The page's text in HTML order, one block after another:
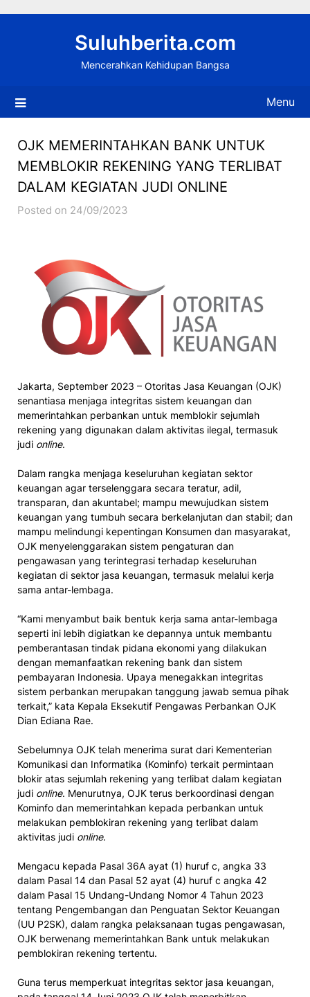
Suluhberita.com
Mencerahkan Kehidupan Bangsa
Menu
OJK MEMERINTAHKAN BANK UNTUK
MEMBLOKIR REKENING YANG TERLIBAT
DALAM KEGIATAN JUDI ONLINE
Posted on 24/09/2023
Jakarta, September 2023 – Otoritas Jasa Keuangan (OJK)
senantiasa menjaga integritas sistem keuangan dan
memerintahkan perbankan untuk memblokir sejumlah
rekening yang digunakan dalam aktivitas ilegal, termasuk
judi online.
Dalam rangka menjaga keseluruhan kegiatan sektor
keuangan agar terselenggara secara teratur, adil,
transparan, dan akuntabel; mampu mewujudkan sistem
keuangan yang tumbuh secara berkelanjutan dan stabil; dan
mampu melindungi kepentingan Konsumen dan masyarakat,
OJK menyelenggarakan sistem pengaturan dan
pengawasan yang terintegrasi terhadap keseluruhan
kegiatan di sektor jasa keuangan, termasuk melalui kerja
sama antar-lembaga.
“Kami menyambut baik bentuk kerja sama antar-lembaga
seperti ini lebih digiatkan ke depannya untuk membantu
pemberantasan tindak pidana ekonomi yang dilakukan
dengan memanfaatkan rekening bank dan sistem
pembayaran Indonesia. Upaya menegakkan integritas
sistem perbankan merupakan tanggung jawab semua pihak
terkait,” kata Kepala Eksekutif Pengawas Perbankan OJK
Dian Ediana Rae.
Sebelumnya OJK telah menerima surat dari Kementerian
Komunikasi dan Informatika (Kominfo) terkait permintaan
blokir atas sejumlah rekening yang terlibat dalam kegiatan
judi online. Menurutnya, OJK terus berkoordinasi dengan
Kominfo dan memerintahkan kepada perbankan untuk
melakukan pemblokiran rekening yang terlibat dalam
aktivitas judi online.
Mengacu kepada Pasal 36A ayat (1) huruf c, angka 33
dalam Pasal 14 dan Pasal 52 ayat (4) huruf c angka 42
dalam Pasal 15 Undang-Undang Nomor 4 Tahun 2023
tentang Pengembangan dan Penguatan Sektor Keuangan
(UU P2SK), dalam rangka pelaksanaan tugas pengawasan,
OJK berwenang memerintahkan Bank untuk melakukan
pemblokiran rekening tertentu.
Guna terus memperkuat integritas sektor jasa keuangan,